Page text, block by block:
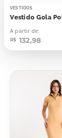
VESTIDOS
A partir de:
R$ 132,98